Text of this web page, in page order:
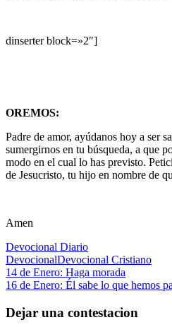
dinserter block=»2″]
OREMOS:
Padre de amor, ayúdanos hoy a ser
sumergirnos en tu búsqueda, a que
modo en el cual lo has previsto.
de Jesucristo, tu hijo en nombre de
Amen
Devocional Diario
DevocionalDevocional Cristiano
Navegación
de
entradas
Entrada
anterior:
14 de Enero: Haga morada
Siguiente
16 de Enero: Él sabe lo que hemos
Dejar una contestacion